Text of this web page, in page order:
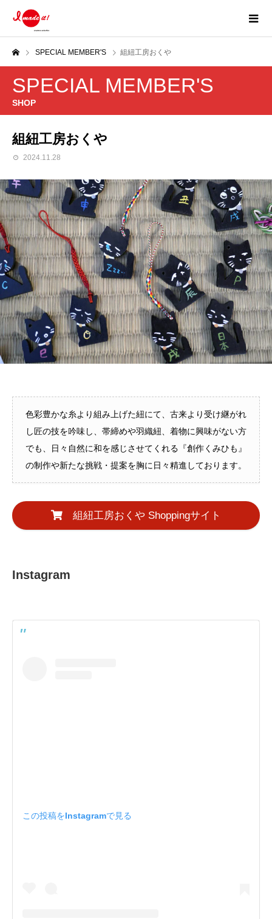
SPECIAL MEMBER'S 組紐工房おくや
SPECIAL MEMBER'S
SHOP
組紐工房おくや
2024.11.28
色彩豊かな糸より組み上げた紐にて、古来より受け継がれ
し匠の技を吟味し、帯締めや羽織紐、着物に興味がない方
でも、日々自然に和を感じさせてくれる『創作くみひも』
の制作や新たな挑戦・提案を胸に日々精進しております。
組紐工房おくや Shoppingサイト
Instagram
この投稿をInstagramで見る